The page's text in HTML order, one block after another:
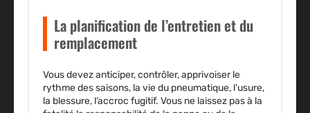
La planification de l’entretien et du
remplacement
Vous devez anticiper, contrôler, apprivoiser le
rythme des saisons, la vie du pneumatique, l’usure,
la blessure, l’accroc fugitif. Vous ne laissez pas à la